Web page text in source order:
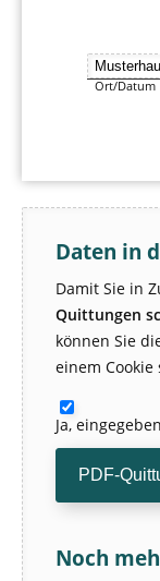
Ort/Datum
Daten in
Damit Sie in
Quittungen
können Sie
einem Cookie
Ja,
Noch